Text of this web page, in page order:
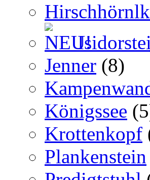
Jenner (8)
Königssee
Krottenkopf
Plankenstein